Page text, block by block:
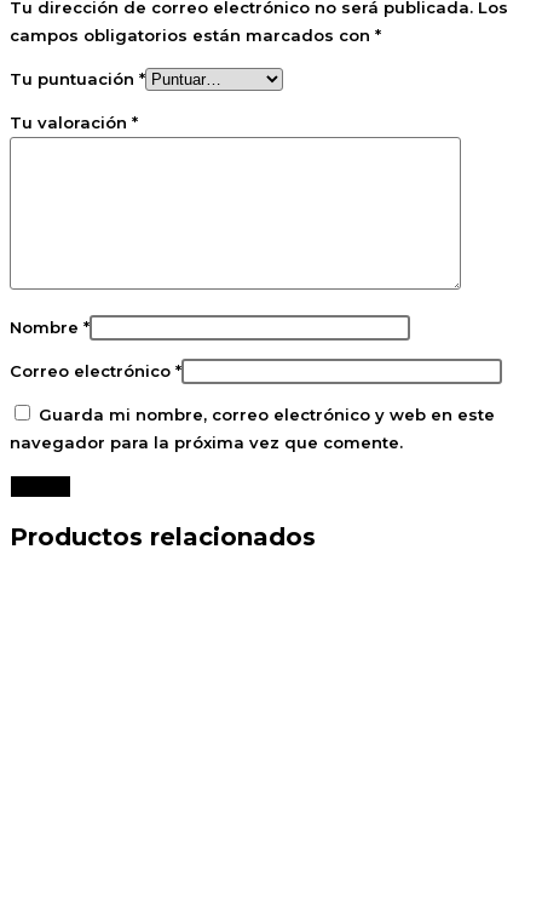
Tu dirección de correo electrónico no será publicada. Los
campos obligatorios están marcados con *
Tu puntuación *
Tu valoración *
Nombre *
Correo electrónico *
Guarda mi nombre, correo electrónico y web en este
navegador para la próxima vez que comente.
Productos relacionados